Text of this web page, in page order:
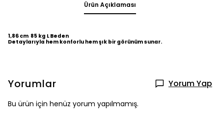
Ürün Açıklaması
1,86 cm 85 kg L Beden
Detaylarıyla hem konforlu hem şık bir görünüm sunar.
Yorumlar Yorum Yap
Bu ürün için henüz yorum yapılmamış.